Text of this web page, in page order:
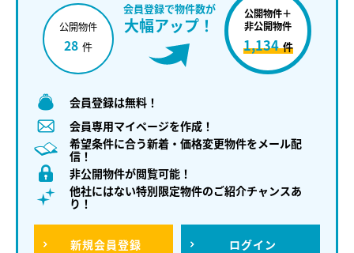
会員登録で物件数が
大幅アップ！
公開物件
28 件
公開物件＋
非公開物件
1,134 件
会員登録は無料！
会員専用マイページを作成！
希望条件に合う新着・価格変更物件をメール配
信！
非公開物件が閲覧可能！
他社にはない特別限定物件のご紹介チャンスあ
り！
新規会員登録 ログイン